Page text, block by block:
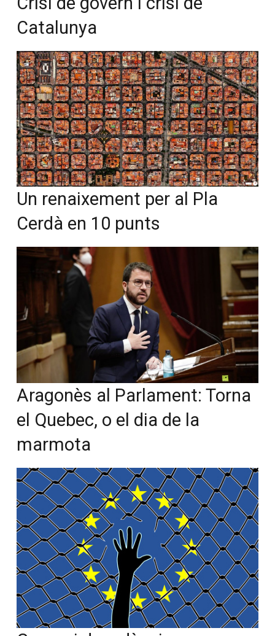
Catalunya
Un renaixement per al Pla
Cerdà en 10 punts
Aragonès al Parlament: Torna
el Quebec, o el dia de la
marmota